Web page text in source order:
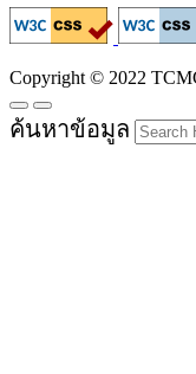
Copyright © 2022
ค้นหาข้อมูล